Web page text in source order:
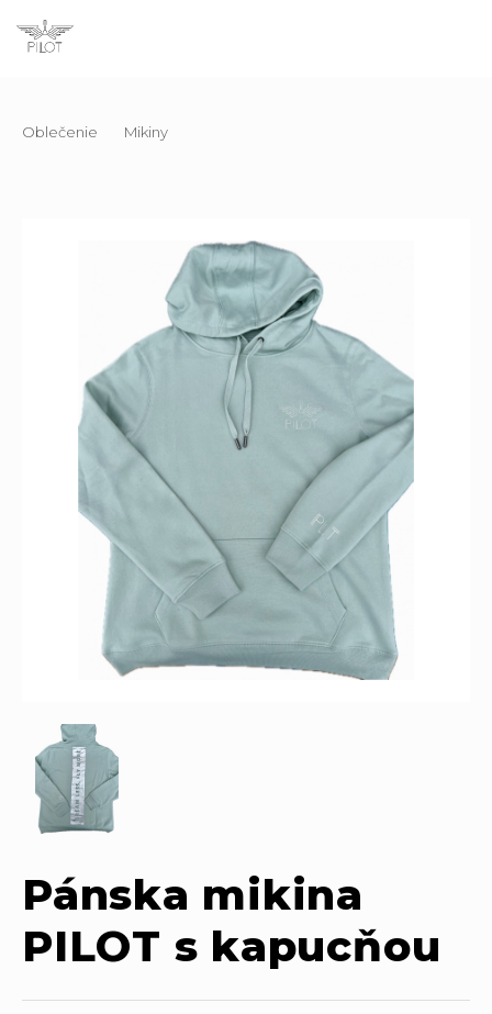
Oblečenie Mikiny
Pánska mikina
PILOT s kapucňou